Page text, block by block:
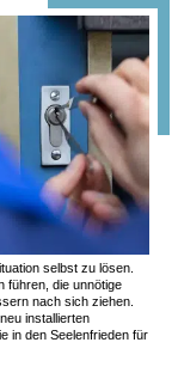
selbst zu lösen.
führen, die unnötige
nach sich ziehen.
installierten
in den Seelenfrieden für